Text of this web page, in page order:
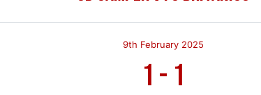
9th February 2025
1 - 1